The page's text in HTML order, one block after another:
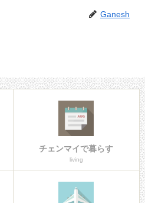
Ganesh
チェンマイで暮らす
living